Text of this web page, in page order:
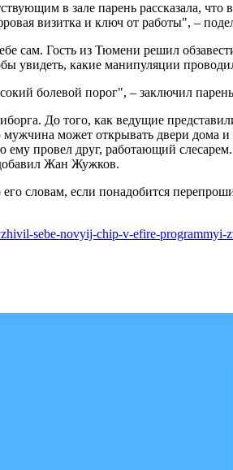
в зале парень рассказала,
визитка и ключ от работы", –
сам. Гость из Тюмени решил
увидеть, какие манипуляции
болевой порог", – заключил
До того, как ведущие
может открывать двери дома
провел друг, работающий
Жан Жужков.
словам, если понадобится
sebe-novyij-chip-v-efire-programmyi-